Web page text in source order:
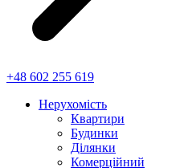
+48 602 255 619
Нерухомість
Квартири
Будинки
Ділянки
Комерційний